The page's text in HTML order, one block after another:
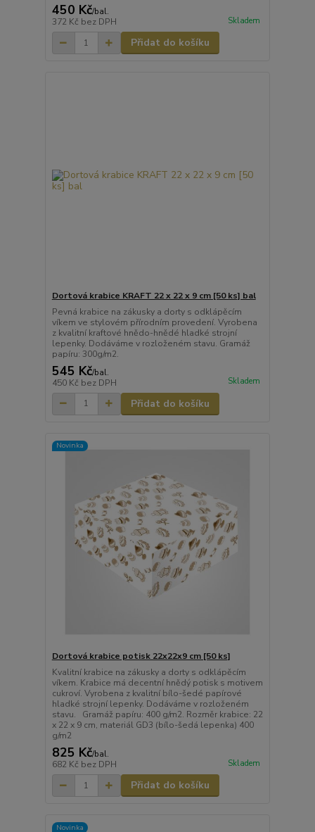
450 Kč/bal.
372 Kč bez DPH Skladem
Přidat do košíku
Dortová krabice KRAFT 22 x 22 x 9 cm [50 ks] bal
Pevná krabice na zákusky a dorty s odklápěcím
víkem ve stylovém přírodním provedení. Vyrobena
z kvalitní kraftové hnědo-hnědé hladké strojní
lepenky. Dodáváme v rozloženém stavu. Gramáž
papíru: 300g/m2.
545 Kč/bal.
450 Kč bez DPH Skladem
Přidat do košíku
Novinka
Dortová krabice potisk 22x22x9 cm [50 ks]
Kvalitní krabice na zákusky a dorty s odklápěcím
víkem. Krabice má decentní hnědý potisk s motivem
cukroví. Vyrobena z kvalitní bílo-šedé papírové
hladké strojní lepenky. Dodáváme v rozloženém
stavu. Gramáž papíru: 400 g/m2. Rozměr krabice: 22
x 22 x 9 cm, materiál GD3 (bílo-šedá lepenka) 400
g/m2
825 Kč/bal.
682 Kč bez DPH Skladem
Přidat do košíku
Novinka